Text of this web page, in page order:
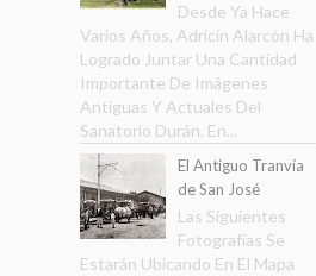
Desde Ya Hace
Varios Años, Adricín Alarcón Ha
Logrado Juntar Una Cantidad
Importante De Imágenes
Antiguas Y Actuales Del
Sanatorio Durán. En...
El Antiguo Tranvía
de San José
Las Siguientes
Fotografías Se
Estarán Ubicando En El Mapa